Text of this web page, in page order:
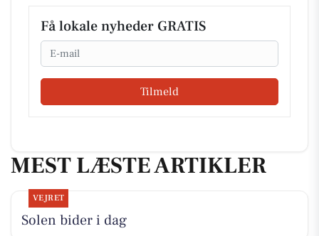
Få lokale nyheder GRATIS
Email
Tilmeld
MEST LÆSTE ARTIKLER
VEJRET
Solen bider i dag